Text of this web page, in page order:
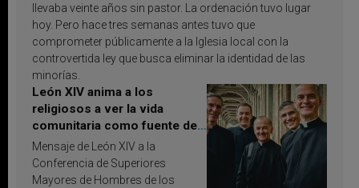
llevaba veinte años sin pastor. La ordenación tuvo lugar
hoy. Pero hace tres semanas antes tuvo que
comprometer públicamente a la Iglesia local con la
controvertida ley que busca eliminar la identidad de las
minorías.
León XIV anima a los
religiosos a ver la vida
comunitaria como fuente de
inspiración y santificación
Mensaje de León XIV a la
Conferencia de Superiores
Mayores de Hombres de los